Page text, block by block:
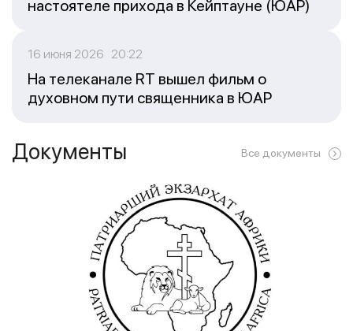
настоятеле прихода в Кейптауне (ЮАР)
16 июня 2026 20:22
На телеканале RT вышел фильм о
духовном пути священника в ЮАР
Документы Все документы